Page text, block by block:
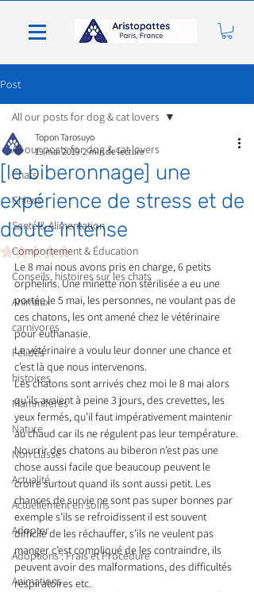
Post
All our posts for dog & cat lovers
Chats
Chiens
Santé & Alimentation
Comportement & Éducation
Conseils, histoires sur les chats
Animaux
carnivores
Félidés
histoires
Mammifères
Nature
Non classé
Actualité
Actuellement en soins
Adopter
Adoptions : Frais et Procédure
Animations
All our posts for dog & cat lovers
[le biberonnage] une
expérience de stress et de
doute intense
Topon Tarosuyo
19 mai 2019 2 min de lecture
Noté NaN étoiles sur 5.
Le 8 mai nous avons pris en charge, 6 petits
orphelins. Une minette non stérilisée a eu une
portée le 5 mai, les personnes, ne voulant pas de
ces chatons, les ont amené chez le vétérinaire
pour euthanasie.
Le vétérinaire a voulu leur donner une chance et
c’est là que nous intervenons.
Les chatons sont arrivés chez moi le 8 mai alors
qu’ils avaient à peine 3 jours, des crevettes, les
yeux fermés, qu’il faut impérativement maintenir
au chaud car ils ne régulent pas leur température.
Nourrir des chatons au biberon n’est pas une
chose aussi facile que beaucoup peuvent le
croire surtout quand ils sont aussi petit. Les
chances de survie ne sont pas super bonnes par
exemple s’ils se refroidissent il est souvent
difficile de les réchauffer, s’ils ne veulent pas
manger c’est compliqué de les contraindre, ils
peuvent avoir des malformations, des difficultés
respiratoires etc.